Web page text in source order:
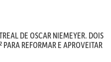
DE OSCAR NIEMEYER. DOIS
REFORMAR E APROVEITAR